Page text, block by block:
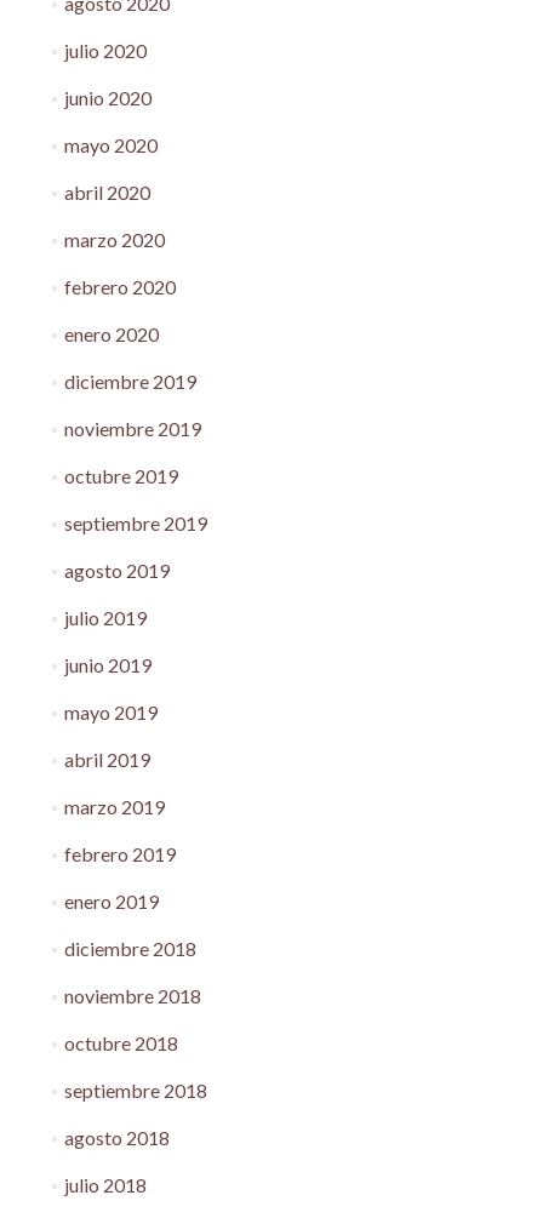
julio 2020
junio 2020
mayo 2020
abril 2020
marzo 2020
febrero 2020
enero 2020
diciembre 2019
noviembre 2019
octubre 2019
septiembre 2019
agosto 2019
julio 2019
junio 2019
mayo 2019
abril 2019
marzo 2019
febrero 2019
enero 2019
diciembre 2018
noviembre 2018
octubre 2018
septiembre 2018
agosto 2018
julio 2018